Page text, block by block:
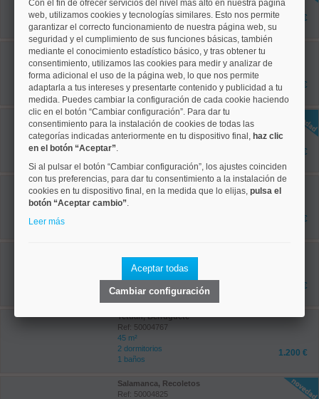
45 m²
1 dormitorios
1 baños
1.295 €
Chamberí, Ríos Rosas
Ref: 50004795
1 dormitorios
2 baños
1.195 €
Centro, Universidad
Ref: 50004823
60 m²
2.000 €
Tetuán, Castillejos
Ref: 50004801
75 m²
1.650 €
Ref: 50004227
75 m²
2 dormitorios
1 baños
3.000 €
Tetuán, Berruguete
Ref: 50004767
45 m²
2 dormitorios
1 baños
1.200 €
Salamanca, Recoletos
Ref: 50004825
Con el fin de ofrecer servicios del nivel más alto en nuestra página
web, utilizamos cookies y tecnologías similares. Esto nos permite
garantizar el correcto funcionamiento de nuestra página web, su
seguridad y el cumplimiento de sus funciones básicas, también
mediante el conocimiento estadístico básico, y tras obtener tu
consentimiento, utilizamos las cookies para medir y analizar de
forma adicional el uso de la página web, lo que nos permite
adaptarla a tus intereses y presentarte contenido y publicidad a tu
medida. Puedes cambiar la configuración de cada cookie haciendo
clic en el botón “Cambiar configuración”. Para dar tu
consentimiento para la instalación de cookies de todas las
categorías indicadas anteriormente en tu dispositivo final, haz clic
en el botón “Aceptar”.
Si al pulsar el botón “Cambiar configuración”, los ajustes coinciden
con tus preferencias, para dar tu consentimiento a la instalación de
cookies en tu dispositivo final, en la medida que lo elijas, pulsa el
botón “Aceptar cambio”.
Leer más
Aceptar todas
Cambiar configuración